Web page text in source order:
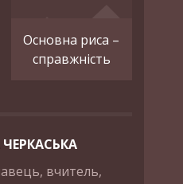
Основна риса –
справжність
вчитель,